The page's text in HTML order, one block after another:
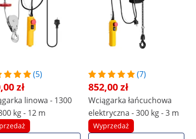
(5)
zł
linowa - 1300
kg - 12 m
(7)
852,00 zł
Wciągarka łańcuchowa
elektryczna - 300 kg - 3 m
Wyprzedaż